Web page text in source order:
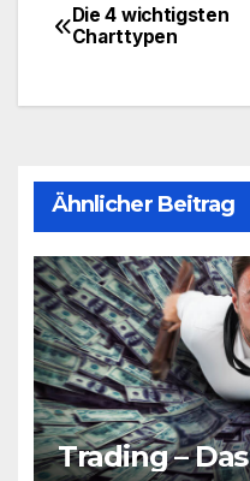
Die 4 wichtigsten
Charttypen
Ähnlicher Beitrag
Trading –